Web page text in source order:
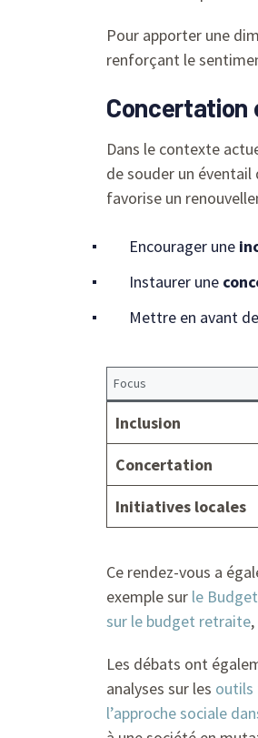
Pour apporter une
renforçant le
Concertation
Dans le contexte
de souder un
favorise un
Encourager une
Instaurer une
Mettre en avant
Focus
Inclusion
Concertation
Initiatives locales
Ce rendez-vous a
exemple sur le
sur le budget retraite
Les débats ont
analyses sur les outils
l’approche sociale